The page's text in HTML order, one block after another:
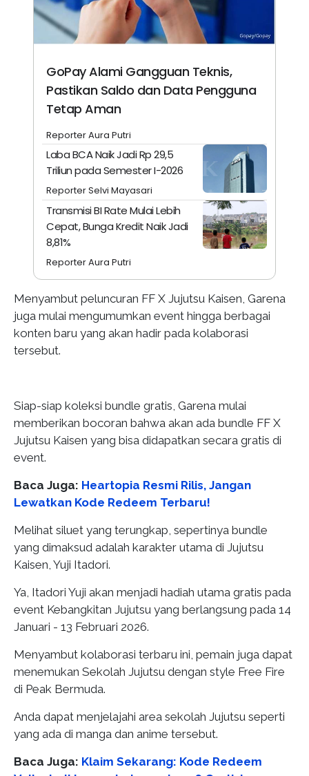
GoPay Alami Gangguan Teknis,
Pastikan Saldo dan Data Pengguna
Tetap Aman
Reporter Aura Putri
Laba BCA Naik Jadi Rp 29,5
Triliun pada Semester I-2026
Reporter Selvi Mayasari
Transmisi BI Rate Mulai Lebih
Cepat, Bunga Kredit Naik Jadi
8,81%
Reporter Aura Putri
Menyambut peluncuran FF X Jujutsu Kaisen, Garena
juga mulai mengumumkan event hingga berbagai
konten baru yang akan hadir pada kolaborasi
tersebut.
Siap-siap koleksi bundle gratis, Garena mulai
memberikan bocoran bahwa akan ada bundle FF X
Jujutsu Kaisen yang bisa didapatkan secara gratis di
event.
Baca Juga: Heartopia Resmi Rilis, Jangan
Lewatkan Kode Redeem Terbaru!
Melihat siluet yang terungkap, sepertinya bundle
yang dimaksud adalah karakter utama di Jujutsu
Kaisen, Yuji Itadori.
Ya, Itadori Yuji akan menjadi hadiah utama gratis pada
event Kebangkitan Jujutsu yang berlangsung pada 14
Januari - 13 Februari 2026.
Menyambut kolaborasi terbaru ini, pemain juga dapat
menemukan Sekolah Jujutsu dengan style Free Fire
di Peak Bermuda.
Anda dapat menjelajahi area sekolah Jujutsu seperti
yang ada di manga dan anime tersebut.
Baca Juga: Klaim Sekarang: Kode Redeem